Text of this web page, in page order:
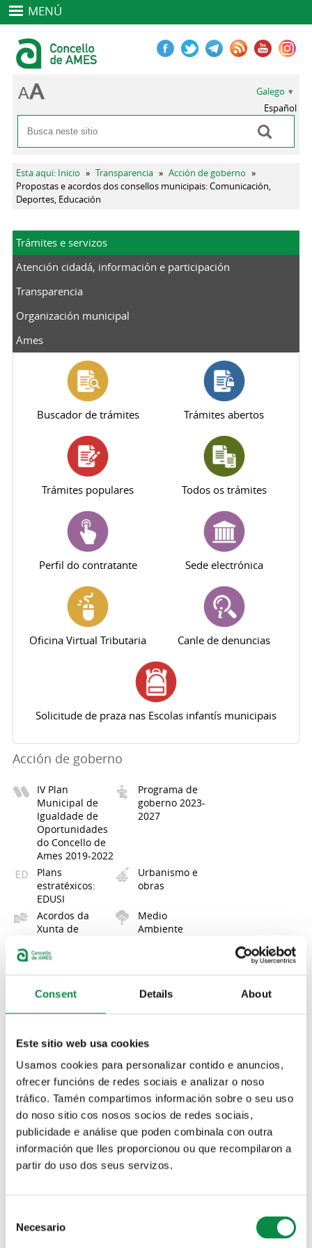
Consent Details About
Este sitio web usa cookies
Usamos cookies para personalizar contido e anuncios,
ofrecer funcións de redes sociais e analizar o noso
tráfico. Tamén compartimos información sobre o seu uso
do noso sitio cos nosos socios de redes sociais,
publicidade e análise que poden combinala con outra
información que lles proporcionou ou que recompilaron a
partir do uso dos seus servizos.
Selection
Necesario
MENÚ
Formulario de busca
Buscar
Galego
Español
Vostede está aquí
Esta aqui: Inicio » Transparencia » Acción de goberno »
Propostas e acordos dos consellos municipais: Comunicación,
Deportes, Educación
Trámites e servizos
Atención cidadá, información e participación
Transparencia
Organización municipal
Ames
Buscador de trámites Trámites abertos
Trámites populares Todos os trámites
Perfil do contratante Sede electrónica
Oficina Virtual Tributaria Canle de denuncias
Solicitude de praza nas Escolas infantís municipais
Acción de goberno
IV Plan
Municipal de
Igualdade de
Oportunidades
do Concello de
Ames 2019-2022
Programa de
goberno 2023-
2027
Plans
estratéxicos:
EDUSI
Urbanismo e
obras
Acordos da
Xunta de
Medio
Ambiente
Estratexia de
Propostas e
acordos dos
municipais:
Deportes,
Educación
Política
Plan Económico-
Financeiro
(período 2019-
2020)
Plan de
prevención e
defensa contra
os incendios
forestais
Plan
Plan de
Plan estratéxico